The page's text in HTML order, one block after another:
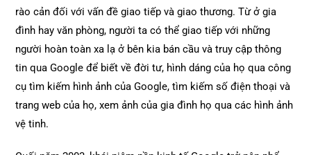
rào cản đối với vấn đề giao tiếp và giao thương. Từ ở gia
đình hay văn phòng, người ta có thể giao tiếp với những
người hoàn toàn xa lạ ở bên kia bán cầu và truy cập thông
tin qua Google để biết về đời tư, hình dáng của họ qua công
cụ tìm kiếm hình ảnh của Google, tìm kiếm số điện thoại và
trang web của họ, xem ảnh của gia đình họ qua các hình ảnh
vệ tinh.